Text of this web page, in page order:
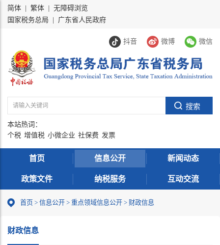
简体 繁体
无障碍浏览
国家税务总局
广东省人民政府
抖音 微博 微信
本站热词：
个税 增值税 小微企业 社保费 发票
首页 信息公开 新闻动态
政策文件 纳税服务 互动交流
首页 > 信息公开 > 重点领域信息公开 > 财政信息
财政信息